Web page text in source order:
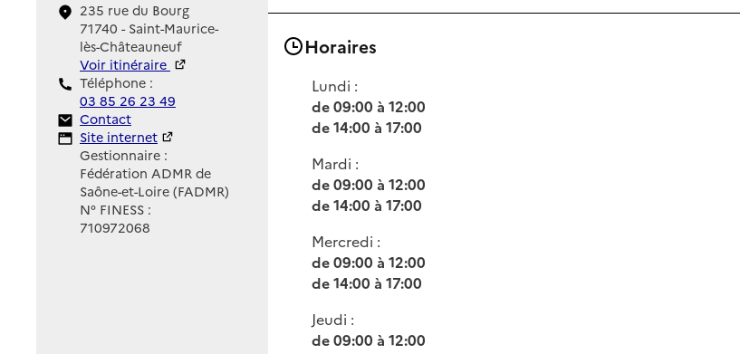
235 rue du Bourg
71740 - Saint-Maurice-
lès-Châteauneuf
Voir itinéraire
Téléphone :
03 85 26 23 49
Contact
Contact
Site Internet
Site internet
Gestionnaire :
Fédération ADMR de
Saône-et-Loire (FADMR)
N° FINESS :
710972068
Horaires
Lundi :
de 09:00 à 12:00
de 14:00 à 17:00
Mardi :
de 09:00 à 12:00
de 14:00 à 17:00
Mercredi :
de 09:00 à 12:00
de 14:00 à 17:00
Jeudi :
de 09:00 à 12:00